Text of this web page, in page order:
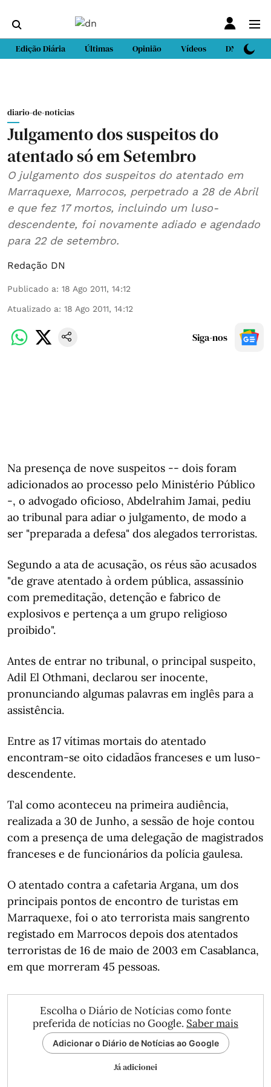
Edição Diária Últimas Opinião Vídeos DN Sport
diario-de-noticias
Julgamento dos suspeitos do
atentado só em Setembro
O julgamento dos suspeitos do atentado em
Marraquexe, Marrocos, perpetrado a 28 de Abril
e que fez 17 mortos, incluindo um luso-
descendente, foi novamente adiado e agendado
para 22 de setembro.
Redação DN
Publicado a: 18 Ago 2011, 14:12
Atualizado a: 18 Ago 2011, 14:12
Siga-nos
Na presença de nove suspeitos -- dois foram
adicionados ao processo pelo Ministério Público
-, o advogado oficioso, Abdelrahim Jamai, pediu
ao tribunal para adiar o julgamento, de modo a
ser "preparada a defesa" dos alegados terroristas.
Segundo a ata de acusação, os réus são acusados
"de grave atentado à ordem pública, assassínio
com premeditação, detenção e fabrico de
explosivos e pertença a um grupo religioso
proibido".
Antes de entrar no tribunal, o principal suspeito,
Adil El Othmani, declarou ser inocente,
pronunciando algumas palavras em inglês para a
assistência.
Entre as 17 vítimas mortais do atentado
encontram-se oito cidadãos franceses e um luso-
descendente.
Tal como aconteceu na primeira audiência,
realizada a 30 de Junho, a sessão de hoje contou
com a presença de uma delegação de magistrados
franceses e de funcionários da polícia gaulesa.
O atentado contra a cafetaria Argana, um dos
principais pontos de encontro de turistas em
Marraquexe, foi o ato terrorista mais sangrento
registado em Marrocos depois dos atentados
terroristas de 16 de maio de 2003 em Casablanca,
em que morreram 45 pessoas.
Escolha o Diário de Notícias como fonte
preferida de notícias no Google. Saber mais
Adicionar o Diário de Notícias ao Google
Já adicionei